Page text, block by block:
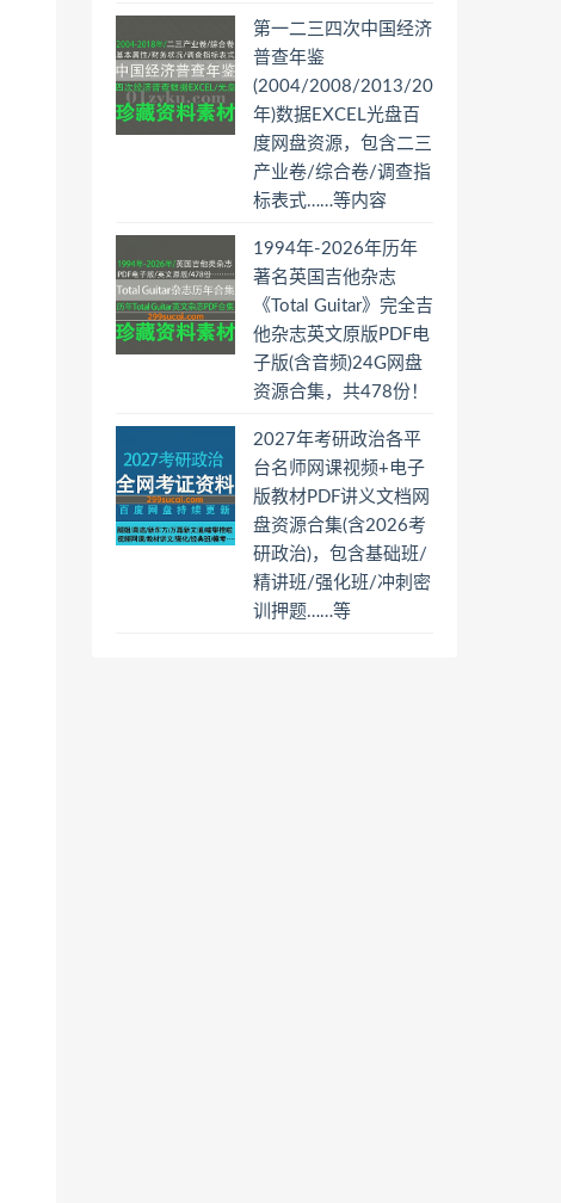
第一二三四次中国经济
普查年鉴
(2004/2008/2013/2018
年)数据EXCEL光盘百
度网盘资源，包含二三
产业卷/综合卷/调查指
标表式……等内容
1994年-2026年历年
著名英国吉他杂志
《Total Guitar》完全吉
他杂志英文原版PDF电
子版(含音频)24G网盘
资源合集，共478份！
2027年考研政治各平
台名师网课视频+电子
版教材PDF讲义文档网
盘资源合集(含2026考
研政治)，包含基础班/
精讲班/强化班/冲刺密
训押题……等